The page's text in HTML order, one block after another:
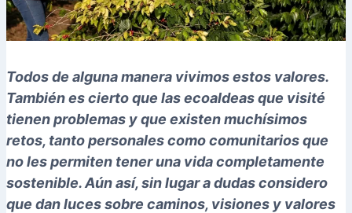
Todos de alguna manera vivimos estos valores.
También es cierto que las ecoaldeas que visité
tienen problemas y que existen muchísimos
retos, tanto personales como comunitarios que
no les permiten tener una vida completamente
sostenible. Aún así, sin lugar a dudas considero
que dan luces sobre caminos, visiones y valores